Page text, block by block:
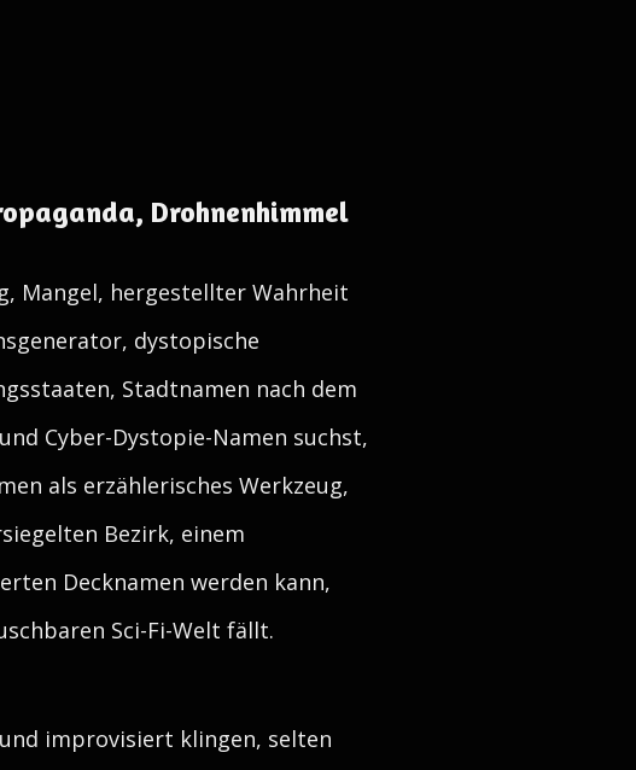
Drohnenhimmel
Mangel, hergestellter Wahrheit
dystopische
Stadtnamen nach dem
Cyber-Dystopie-Namen suchst,
als erzählerisches Werkzeug,
Bezirk, einem
Decknamen werden kann,
Sci-Fi-Welt fällt.
improvisiert klingen, selten